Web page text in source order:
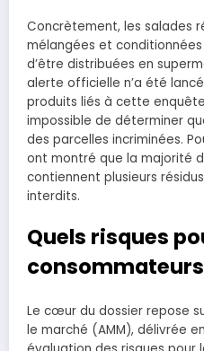
Concrètement, les salades
mélangées et
d’être distribuées en
alerte officielle n’a été
produits liés à cette
impossible de déterminer
des parcelles incriminées.
ont montré que la majorité
contiennent plusieurs
interdits.
Quels risques
Le cœur du dossier repose
le marché (AMM), délivrée